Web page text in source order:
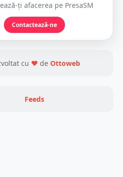
ți afacerea pe PresaSM
Contactează-ne
cu ❤ de Ottoweb
Feeds